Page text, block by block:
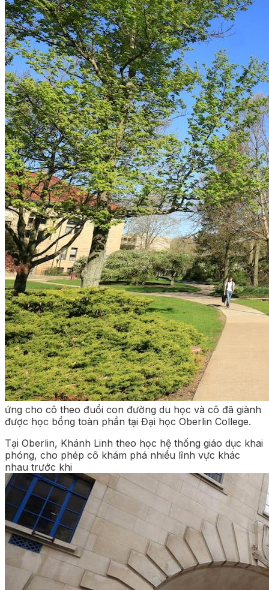
ứng cho cô theo đuổi con đường du học và cô đã giành
được học bổng toàn phần tại Đại học Oberlin College.
Tại Oberlin, Khánh Linh theo học hệ thống giáo dục khai
phóng, cho phép cô khám phá nhiều lĩnh vực khác
nhau trước khi